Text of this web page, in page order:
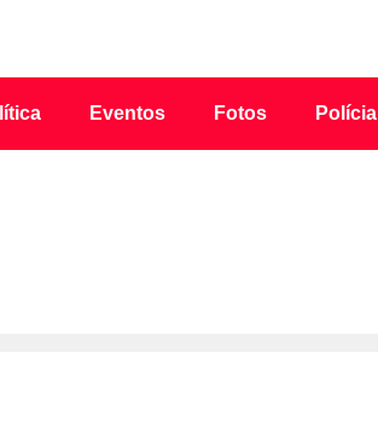
Eventos Fotos Polícia